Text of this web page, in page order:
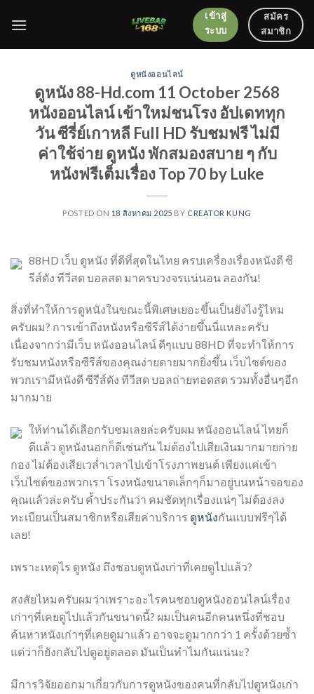
เข้าสู่
ระบบ
สมัคร
สมาชิก
ดูหนังออนไลน์
ดูหนัง 88-Hd.com 11 October 2568
หนังออนไลน์ เข้าใหม่ชนโรง อัปเดททุก
วัน ซีรี่ย์เกาหลี Full HD รับชมฟรี ไม่มี
ค่าใช้จ่าย ดูหนัง พักสมองสบาย ๆ กับ
หนังฟรีเต็มเรื่อง Top 70 by Luke
POSTED ON 18 สิงหาคม 2025 BY CREATOR KUNG
88HD เว็บ ดูหนัง ที่ดีที่สุดในไทย ครบเครื่องเรื่องหนังดี ซี
รีส์ดัง ทีวีสด บอลสด มาครบวงจรแน่นอน ลองกัน!
สิ่งที่ทำให้การดูหนังในขณะนี้พิเศษเยอะขึ้นเป็นยังไงรู้ไหม
ครับผม? การเข้าถึงหนังหรือซีรีส์ได้ง่ายขึ้นนี่แหละครับ
เนื่องจากว่ามีเว็บ หนังออนไลน์ ดีๆแบบ 88HD ที่จะทำให้การ
รับชมหนังหรือซีรีส์ของคุณง่ายดายมากยิ่งขึ้น เว็บไซต์ของ
พวกเรามีหนังดี ซีรีส์ดัง ทีวีสด บอลถ่ายทอดสด รวมทั้งอื่นๆอีก
มากมาย
ให้ท่านได้เลือกรับชมเลยล่ะครับผม หนังออนไลน์ ไทยก็
ดีแล้ว ดูหนังนอกก็ดีเช่นกัน ไม่ต้องไปเสียเงินมากมายก่าย
กอง ไม่ต้องเสียเวล่ำเวลาไปเข้าโรงภาพยนต์ เพียงแค่เข้า
เว็บไซต์ของพวกเรา โรงหนังขนาดเล็กๆก็มาอยู่บนหน้าจอของ
คุณแล้วล่ะครับ ค้ำประกันว่า คมชัดทุกเรื่องแน่ๆ ไม่ต้องลง
ทะเบียนเป็นสมาชิกหรือเสียค่าบริการ ดูหนังกันแบบฟรีๆได้
เลย!
เพราะเหตุไร ดูหนัง ถึงชอบดูหนังเก่าที่เคยดูไปแล้ว?
สงสัยไหมครับผมว่าเพราะอะไรคนชอบดูหนังออนไลน์เรื่อง
เก่าๆที่เคยดูไปแล้วกันขนาดนี้? ผมเป็นคนอีกคนหนึ่งที่ชอบ
ค้นหาหนังเก่าๆที่เคยดูมาแล้ว อาจจะดูมากกว่า 1 ครั้งด้วยซ้ำ
แต่ว่าก็ยังกลับไปดูอยู่ตลอด มันเป็นทำไมกันแน่นะ?
มีการวิจัยออกมาเกี่ยวกับการดูหนังของคนที่กลับไปดูหนังเก่า